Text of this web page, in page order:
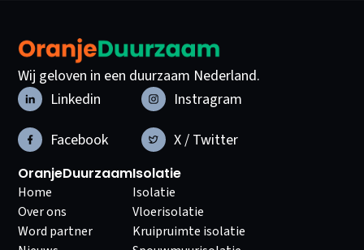
Wij geloven in een duurzaam Nederland.
Linkedin
Instragram
Facebook
X / Twitter
OranjeDuurzaam
Home
Over ons
Word partner
Isolatie
Isolatie
Vloerisolatie
Kruipruimte isolatie